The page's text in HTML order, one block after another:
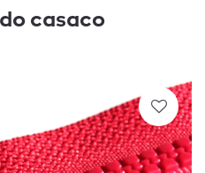
casaco